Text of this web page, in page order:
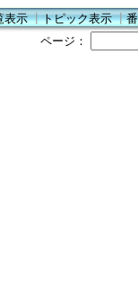
表示┃トピック表示┃
ページ：